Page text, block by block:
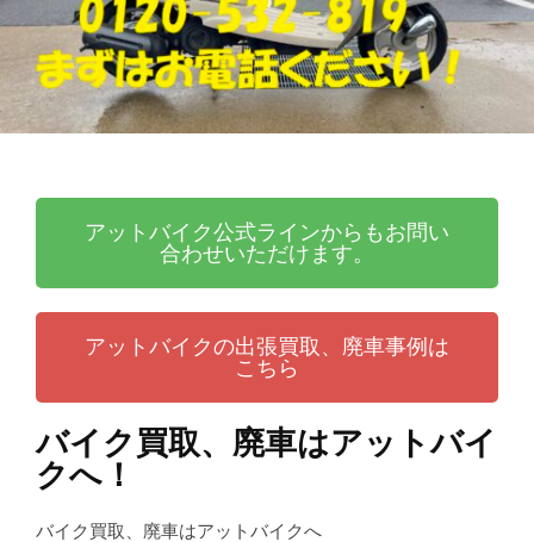
・
廃
車
アットバイク公式ラインからもお問い
合わせいただけます。
アットバイクの出張買取、廃車事例は
こちら
バイク買取、廃車はアットバイ
クへ！
バイク買取、廃車はアットバイクへ